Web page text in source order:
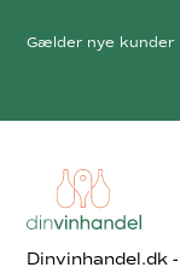
Dinvinhandel.dk
Gælder nye kunder